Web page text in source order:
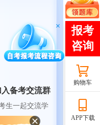
备考交流群
生一起交流学
购物车
APP下载